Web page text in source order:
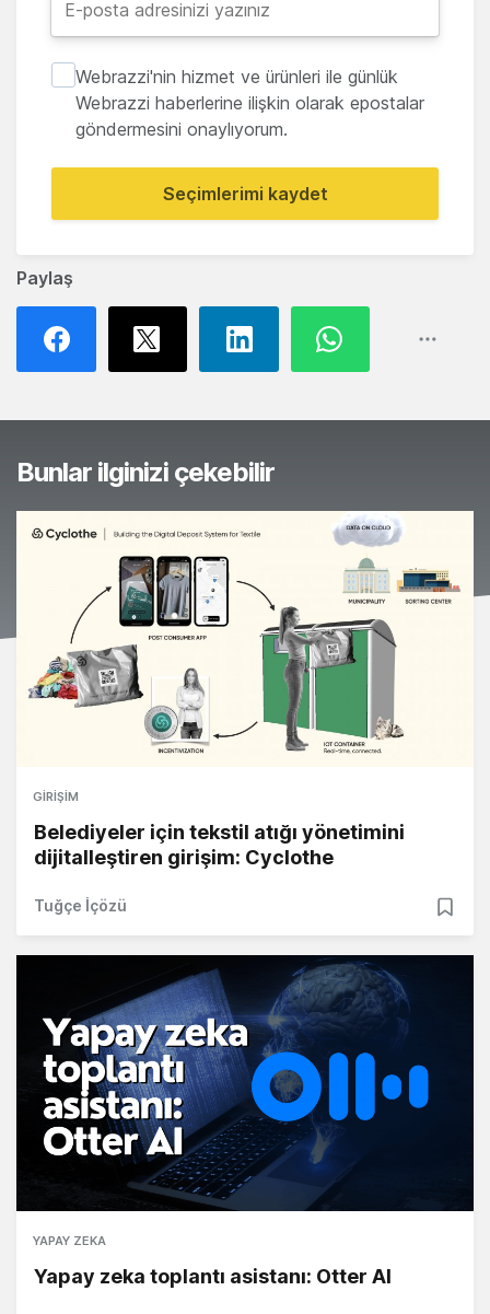
Paylaş
Webrazzi'nin hizmet ve ürünleri ile günlük
Webrazzi haberlerine ilişkin olarak epostalar
göndermesini onaylıyorum.
Seçimlerimi kaydet
Bunlar ilginizi çekebilir
GIRIŞIM
Belediyeler için tekstil atığı yönetimini
dijitalleştiren girişim: Cyclothe
Tuğçe İçözü
YAPAY ZEKA
Yapay zeka toplantı asistanı: Otter AI